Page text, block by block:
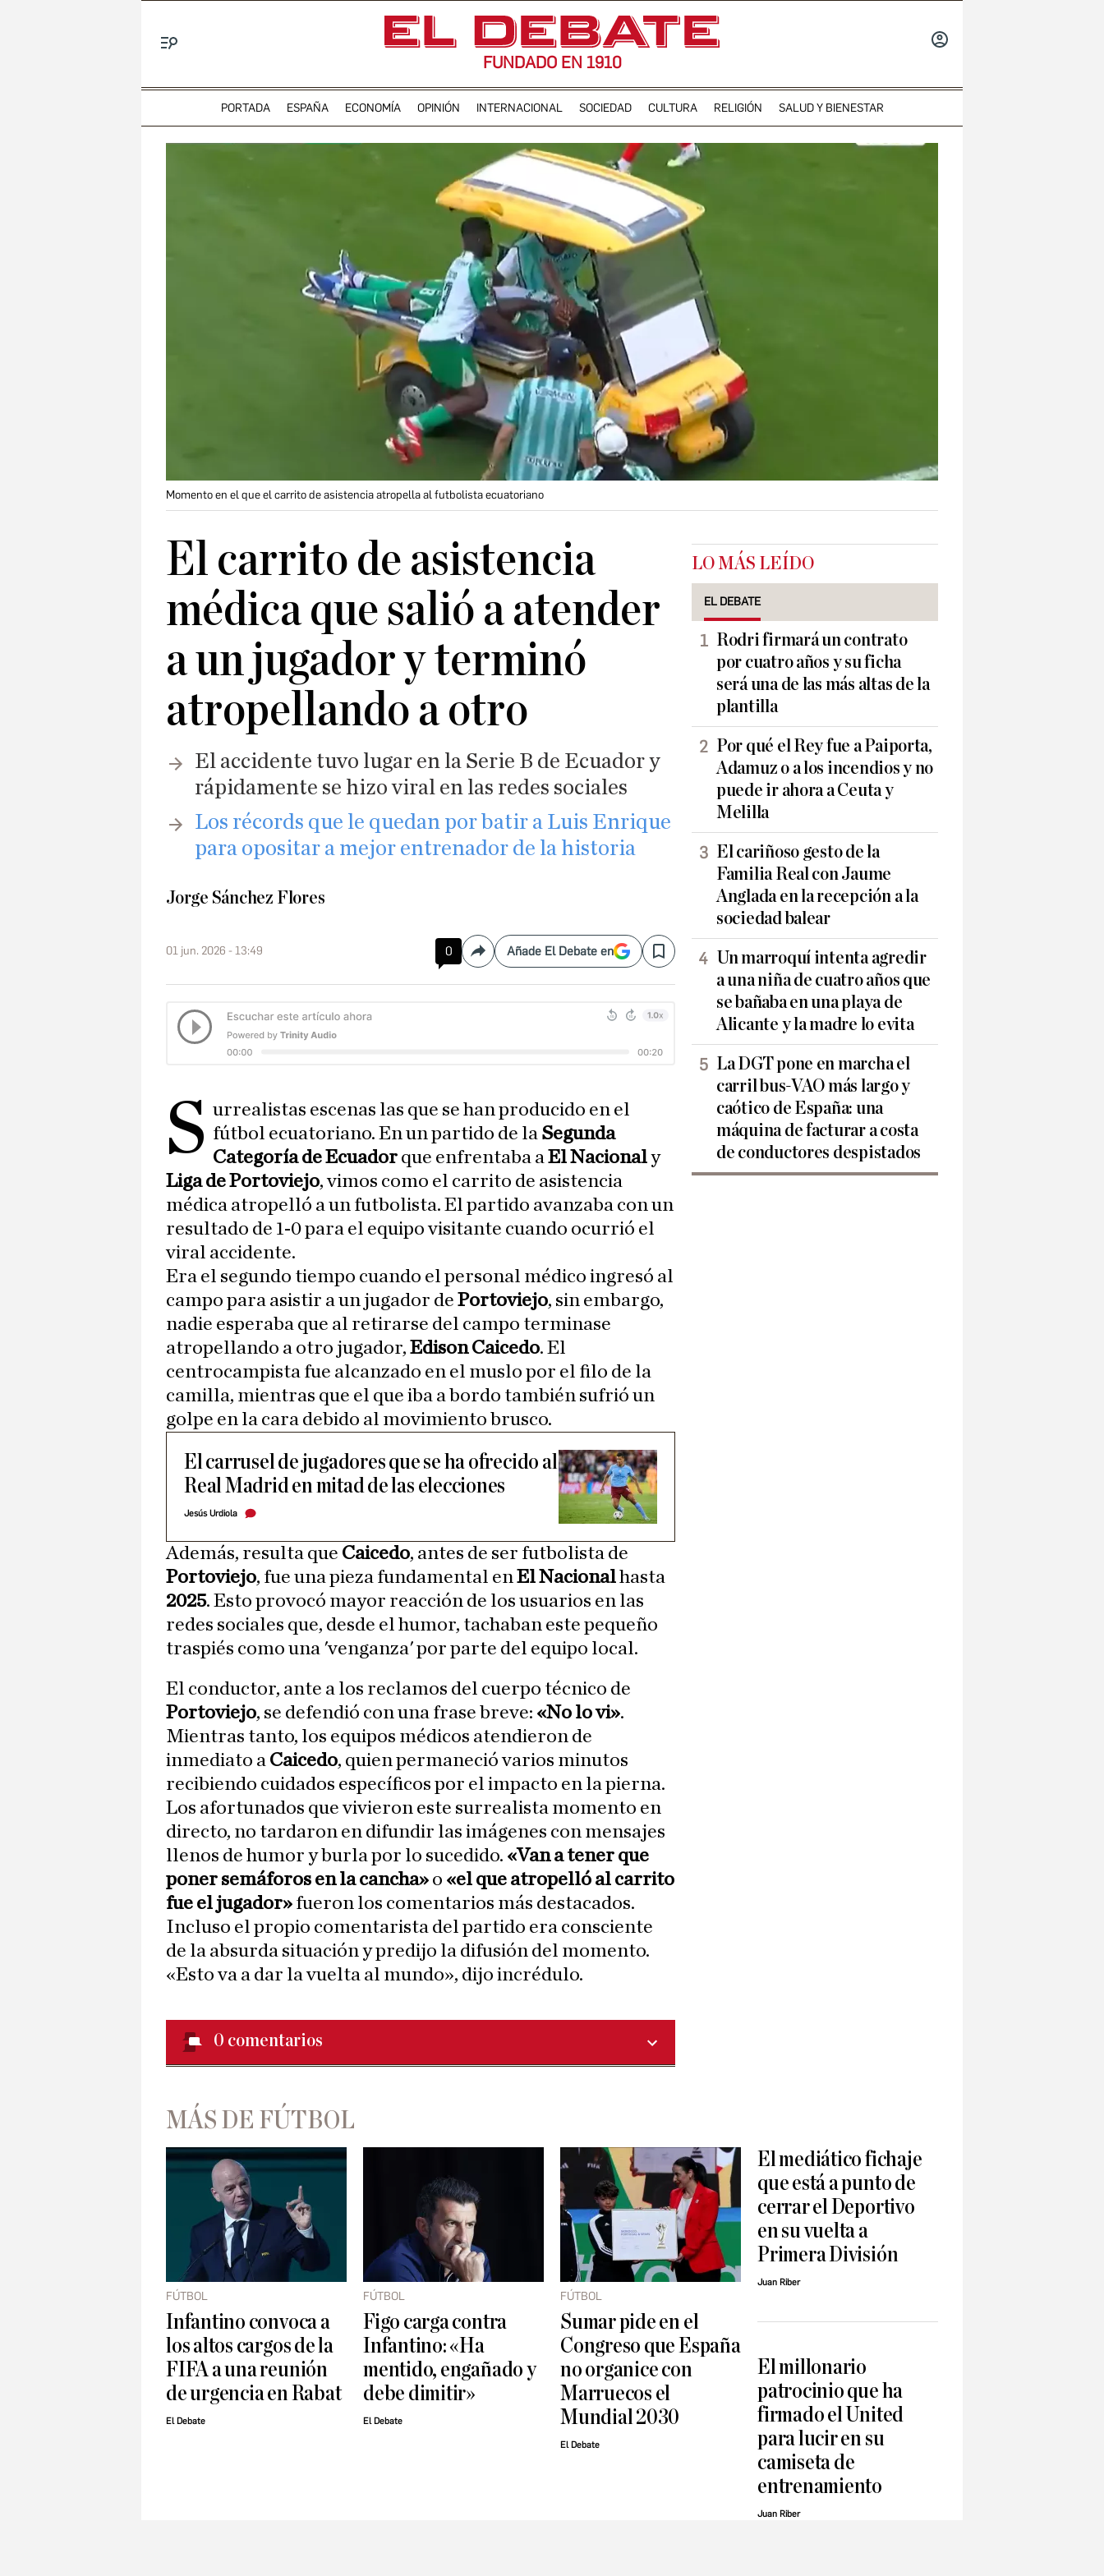
FUNDADO EN 1910
PORTADA ESPAÑA ECONOMÍA OPINIÓN INTERNACIONAL SOCIEDAD CULTURA RELIGIÓN SALUD Y BIENESTAR
Momento en el que el carrito de asistencia atropella al futbolista ecuatoriano
El carrito de asistencia
médica que salió a atender
a un jugador y terminó
atropellando a otro
El accidente tuvo lugar en la Serie B de Ecuador y
rápidamente se hizo viral en las redes sociales
Los récords que le quedan por batir a Luis Enrique
para opositar a mejor entrenador de la historia
Jorge Sánchez Flores
01 jun. 2026 - 13:49 0 CompartirAñade El Debate en Save
S urrealistas escenas las que se han producido en el
fútbol ecuatoriano. En un partido de la Segunda
Categoría de Ecuador que enfrentaba aEl Nacionaly
Liga de Portoviejo, vimos como el carrito de asistencia
médica atropelló a un futbolista. El partido avanzaba con un
resultado de 1-0 para el equipo visitante cuando ocurrió el
viral accidente.
Era el segundo tiempo cuando el personal médico ingresó al
campo para asistir a un jugador de Portoviejo, sin embargo,
nadie esperaba que al retirarse del campo terminase
atropellando a otro jugador, Edison Caicedo. El
centrocampista fue alcanzado en el muslo por el filo de la
camilla, mientras que el que iba a bordo también sufrió un
golpe en la cara debido al movimiento brusco.
El carrusel de jugadores que se ha ofrecido al
Real Madrid en mitad de las elecciones
Jesús Urdiola
Además, resulta que Caicedo, antes de ser futbolista de
Portoviejo, fue una pieza fundamental enEl Nacionalhasta
2025. Esto provocó mayor reacción de los usuarios en las
redes sociales que, desde el humor, tachaban este pequeño
traspiés como una 'venganza' por parte del equipo local.
El conductor, ante a los reclamos del cuerpo técnico de
Portoviejo, se defendió con una frase breve: «No lo vi».
Mientras tanto, los equipos médicos atendieron de
inmediato a Caicedo, quien permaneció varios minutos
recibiendo cuidados específicos por el impacto en la pierna.
Los afortunados que vivieron este surrealista momento en
directo, no tardaron en difundir las imágenes con mensajes
llenos de humor y burla por lo sucedido. «Van a tener que
poner semáforos en la cancha» o «el que atropelló al carrito
fue el jugador» fueron los comentarios más destacados.
Incluso el propio comentarista del partido era consciente
de la absurda situación y predijo la difusión del momento.
«Esto va a dar la vuelta al mundo», dijo incrédulo.
0 comentarios
LO MÁS LEÍDO
EL DEBATE
Rodri firmará un contrato
por cuatro años y su ficha
será una de las más altas de la
plantilla
Por qué el Rey fue a Paiporta,
Adamuz o a los incendios y no
puede ir ahora a Ceuta y
Melilla
El cariñoso gesto de la
Familia Real con Jaume
Anglada en la recepción a la
sociedad balear
Un marroquí intenta agredir
a una niña de cuatro años que
se bañaba en una playa de
Alicante y la madre lo evita
La DGT pone en marcha el
carril bus-VAO más largo y
caótico de España: una
máquina de facturar a costa
de conductores despistados
MÁS DE FÚTBOL
FÚTBOL
Infantino convoca a
los altos cargos de la
FIFA a una reunión
de urgencia en Rabat
El Debate
FÚTBOL
Figo carga contra
Infantino: «Ha
mentido, engañado y
debe dimitir»
El Debate
FÚTBOL
Sumar pide en el
Congreso que España
no organice con
Marruecos el
Mundial 2030
El Debate
El mediático fichaje
que está a punto de
cerrar el Deportivo
en su vuelta a
Primera División
Juan Riber
El millonario
patrocinio que ha
firmado el United
para lucir en su
camiseta de
entrenamiento
Juan Riber